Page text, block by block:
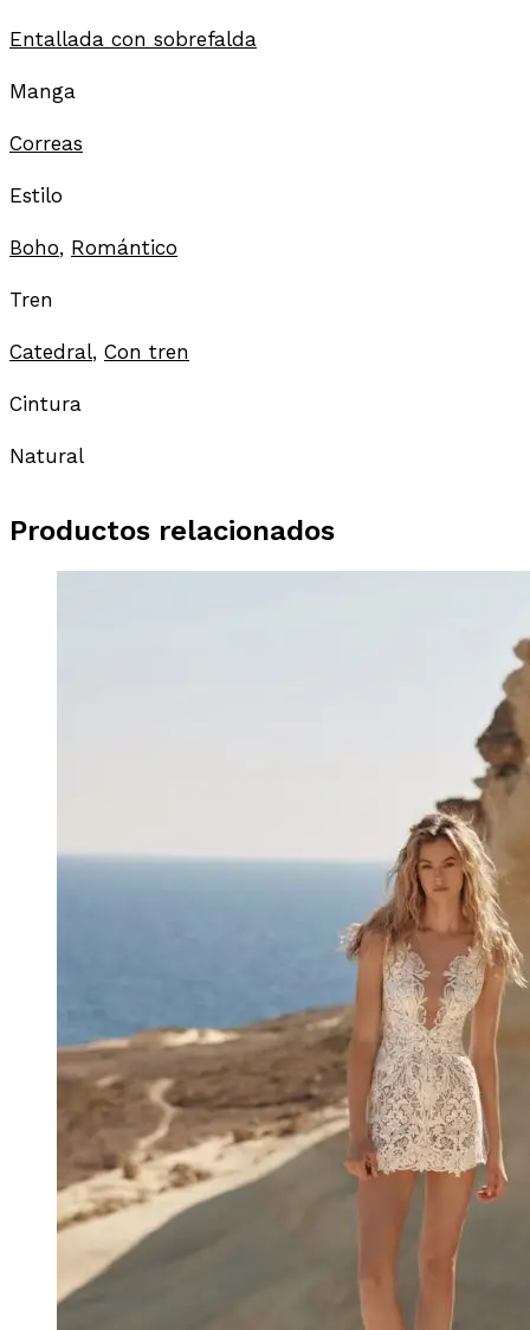
Entallada con sobrefalda
Manga
Correas
Estilo
Boho, Romántico
Tren
Catedral, Con tren
Cintura
Natural
Productos relacionados